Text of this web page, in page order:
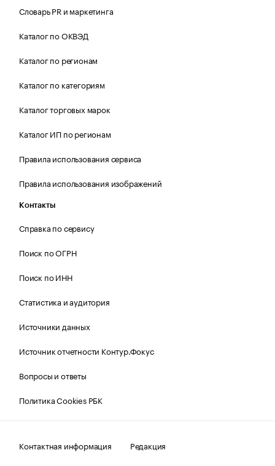
Словарь PR и маркетинга
Каталог по ОКВЭД
Каталог по регионам
Каталог по категориям
Каталог торговых марок
Каталог ИП по регионам
Правила использования сервиса
Правила использования изображений
Контакты
Справка по сервису
Поиск по ОГРН
Поиск по ИНН
Статистика и аудитория
Источники данных
Источник отчетности Контур.Фокус
Вопросы и ответы
Политика Cookies РБК
Контактная информация
Редакция